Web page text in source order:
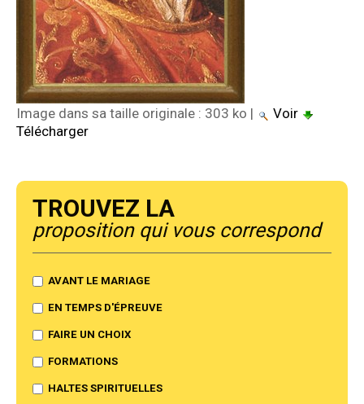
Image dans sa taille originale : 303 ko |
Voir
Télécharger
Trouvez la
proposition qui vous correspond
AVANT LE MARIAGE
EN TEMPS D'ÉPREUVE
FAIRE UN CHOIX
FORMATIONS
HALTES SPIRITUELLES